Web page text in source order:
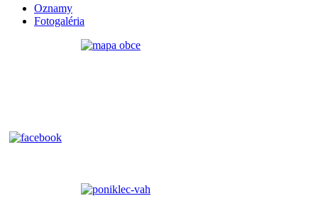
Oznamy
Fotogaléria